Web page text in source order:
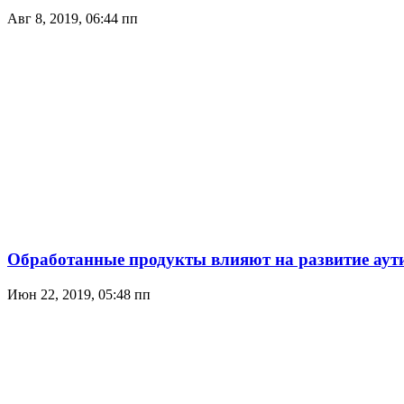
Авг 8, 2019, 06:44 пп
Обработанные продукты влияют на развитие
Июн 22, 2019, 05:48 пп